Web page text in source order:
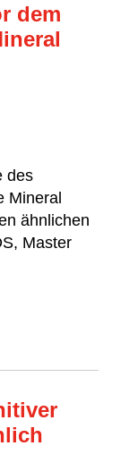
dem
des
Mineral
ähnlichen
Master